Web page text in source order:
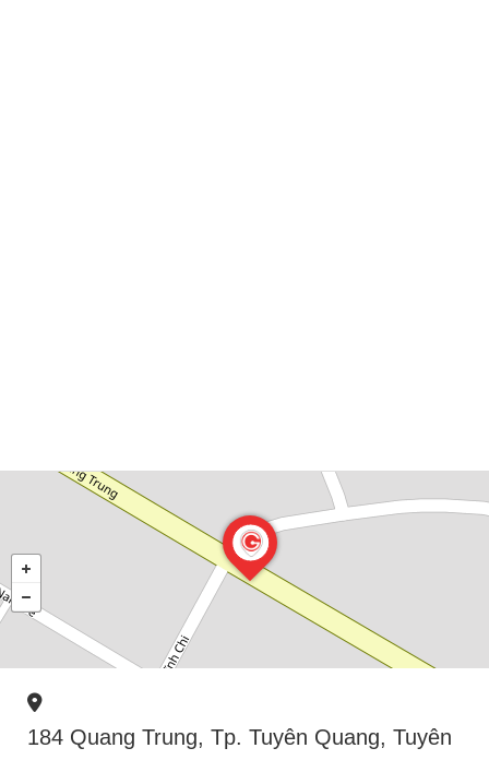
184 Quang Trung, Tp. Tuyên Quang, Tuyên